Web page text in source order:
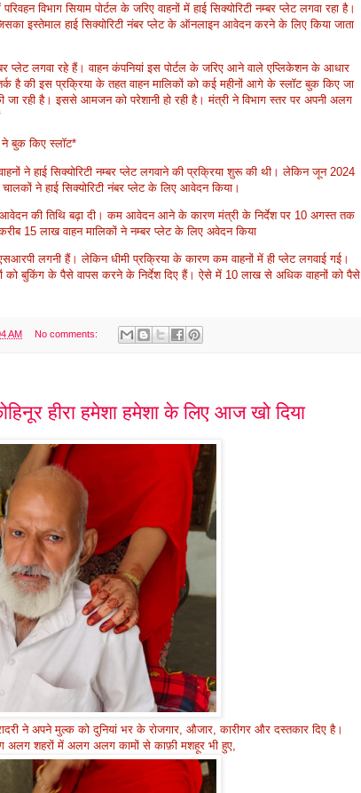
विभाग सियाम पोर्टल के जरिए वाहनों में हाई सिक्योरिटी नम्बर प्लेट लगवा रहा है।
जिसका इस्तेमाल हाई सिक्योरिटी नंबर प्लेट के ऑनलाइन आवेदन करने के लिए किया जाता
प्लेट लगवा रहे हैं। वाहन कंपनियां इस पोर्टल के जरिए आने वाले एप्लिकेशन के आधार
है की इस प्रक्रिया के तहत वाहन मालिकों को कई महीनों आगे के स्लॉट बुक किए जा
रही है। इससे आमजन को परेशानी हो रही है। मंत्री ने विभाग स्तर पर अपनी अलग
बुक किए स्लॉट*
ने हाई सिक्योरिटी नम्बर प्लेट लगवाने की प्रक्रिया शुरू की थी। लेकिन जून 2024
ने हाई सिक्योरिटी नंबर प्लेट के लिए आवेदन किया।
की तिथि बढ़ा दी। कम आवेदन आने के कारण मंत्री के निर्देश पर 10 अगस्त तक
15 लाख वाहन मालिकों ने नम्बर प्लेट के लिए अवेदन किया
लगनी हैं। लेकिन धीमी प्रक्रिया के कारण कम वाहनों में ही प्लेट लगवाई गई।
को बुकिंग के पैसे वापस करने के निर्देश दिए हैं। ऐसे में 10 लाख से अधिक वाहनों को पैसे
AM No comments:
हीरा हमेशा हमेशा के लिए आज खो दिया
ने अपने मुल्क को दुनियां भर के रोजगार, औजार, कारीगर और दस्तकार दिए है।
अलग शहरों में अलग अलग कामों से काफ़ी मशहूर भी हुए,